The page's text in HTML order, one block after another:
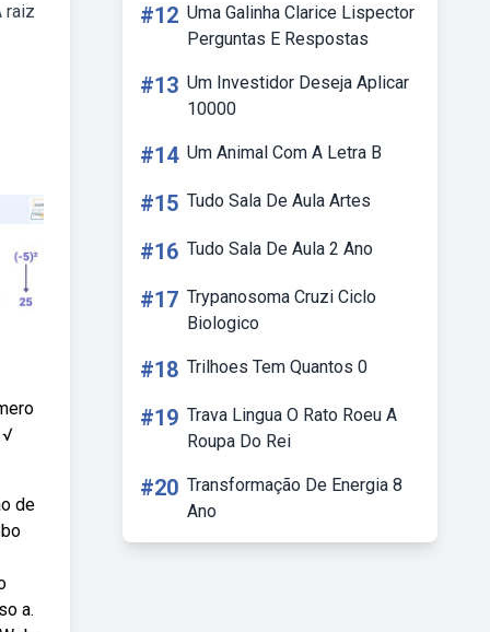
raiz
de
a.
#12 Uma Galinha Clarice Lispector
Perguntas E Respostas
#13 Um Investidor Deseja Aplicar
10000
#14 Um Animal Com A Letra B
#15 Tudo Sala De Aula Artes
#16 Tudo Sala De Aula 2 Ano
#17 Trypanosoma Cruzi Ciclo
Biologico
#18 Trilhoes Tem Quantos 0
#19 Trava Lingua O Rato Roeu A
Roupa Do Rei
#20 Transformação De Energia 8
Ano